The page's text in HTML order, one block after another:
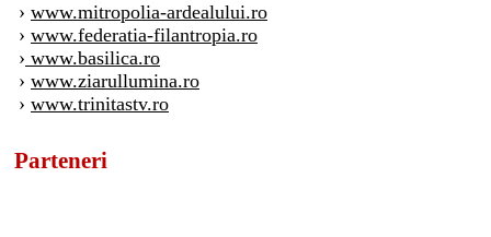
› www.mitropolia-ardealului.ro
› www.federatia-filantropia.ro
› www.basilica.ro
› www.ziarullumina.ro
› www.trinitastv.ro
Parteneri